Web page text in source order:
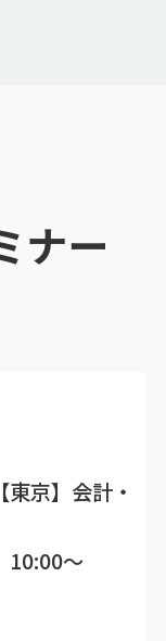
ナー
京】会計・
～